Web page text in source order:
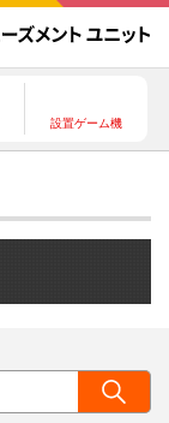
設置ゲーム機